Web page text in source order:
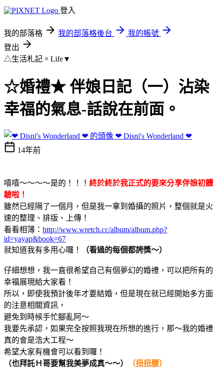
登入
我的部落格 我的部落格後台
我的帳號
登出
△生活札記。Life▼
☆婚禮★ 伴娘日記（一）沾染
幸福的氣息-話說在前面。
❤ Disni's Wonderland ❤
14年前
嘻嘻～～～～是的！！！ 終於終於我正式的要來分享伴娘初體
驗啦！
雖然已經隔了一個月，但是我一拿到婚攝的照片，整個就是火
速的整理、排版、上傳！
看看相簿： http://www.wretch.cc/album/album.php?
id=yayap&book=67
就知道我有多用心囉！
（看過的每個都誇獎～）
仔細想想，我一直很希望自己有個夢幻的婚禮，可以把所有的
幸福展現給大家看！
所以，即使我預計後年才要結婚，但是現在就已經開始多方面
的注意相關資訊，
避免到時候手忙腳亂阿～
我要先承認，如果完全按照我現在所想的進行，那～我的婚禮
真的會是浩大工程～
希望大家有機會可以看到囉！
（也拜託Ｈ哥要幫我美夢成真～～）
（扭扭腰）